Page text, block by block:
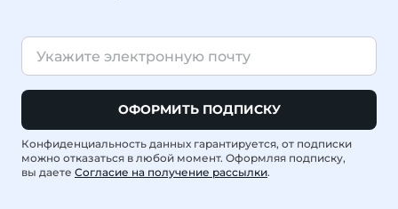
ОФОРМИТЬ ПОДПИСКУ
Конфиденциальность данных гарантируется, от подписки
можно отказаться в любой момент. Оформляя подписку,
вы даете Согласие на получение рассылки.